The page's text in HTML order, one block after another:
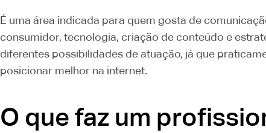
É uma área indicada para quem gosta de
consumidor, tecnologia, criação de conteúdo e
diferentes possibilidades de atuação, já que
posicionar melhor na internet.
O que faz um